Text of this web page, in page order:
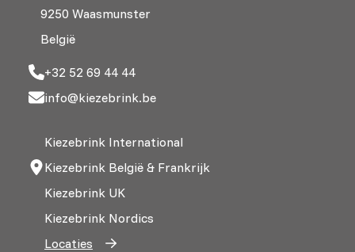
9250 Waasmunster
België
+32 52 69 44 44
info@kiezebrink.be
Kiezebrink International
Kiezebrink België & Frankrijk
Kiezebrink UK
Kiezebrink Nordics
Locaties